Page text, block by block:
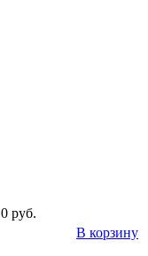
0 руб.
В корзину